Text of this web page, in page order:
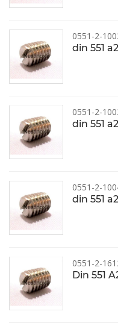
0551-2-
din 551
0551-2-
din 551
0551-2-
din 551
0551-2-
Din 551